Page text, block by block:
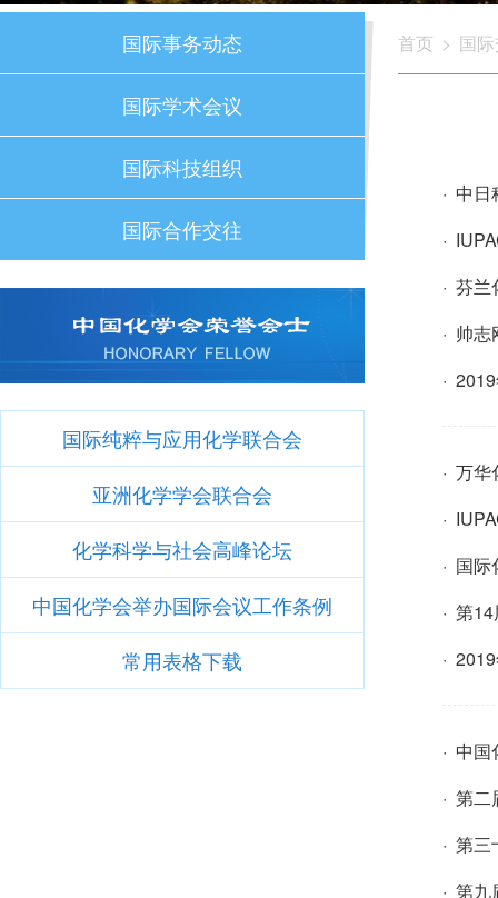
国际事务动态
国际学术会议
国际科技组织
国际合作交往
国际纯粹与应用化学联合会
亚洲化学学会联合会
化学科学与社会高峰论坛
中国化学会举办国际会议工作条例
常用表格下载
首页 > 国
· 中
·
· 芬
· 帅
·
· 万
·
· 国
· 第
·
· 中
· 第
· 第
· 第